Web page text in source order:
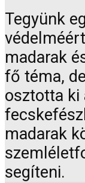
Tegyünk
madarak
fő téma,
osztotta ki
madarak
segíteni.